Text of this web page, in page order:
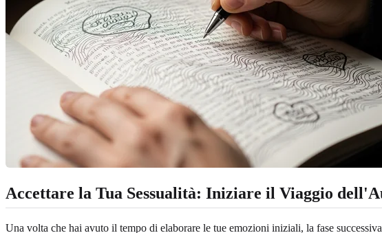
Accettare la Tua Sessualità: Iniziare il Viaggio
Una volta che hai avuto il tempo di elaborare le tue emozioni iniziali, la fase